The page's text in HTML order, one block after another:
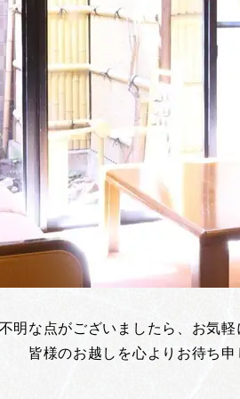
明な点がございましたら、お気
皆様のお越しを心よりお待ち申